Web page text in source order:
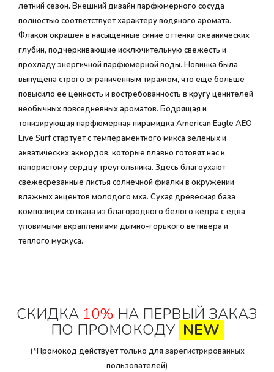
летний сезон. Внешний дизайн парфюмерного сосуда
полностью соответствует характеру водяного аромата.
Флакон окрашен в насыщенные синие оттенки океанических
глубин, подчеркивающие исключительную свежесть и
прохладу энергичной парфюмерной воды. Новинка была
выпущена строго ограниченным тиражом, что еще больше
повысило ее ценность и востребованность в кругу ценителей
необычных повседневных ароматов. Бодрящая и
тонизирующая парфюмерная пирамидка American Eagle AEO
Live Surf стартует с темпераментного микса зеленых и
акватических аккордов, которые плавно готовят нас к
напористому сердцу треугольника. Здесь благоухают
свежесрезанные листья солнечной фиалки в окружении
влажных акцентов молодого мха. Сухая древесная база
композиции соткана из благородного белого кедра с едва
уловимыми вкраплениями дымно-горького ветивера и
теплого мускуса.
СКИДКА 10% НА ПЕРВЫЙ ЗАКАЗ
ПО ПРОМОКОДУ NEW
(*Промокод действует только для зарегистрированных
пользователей)